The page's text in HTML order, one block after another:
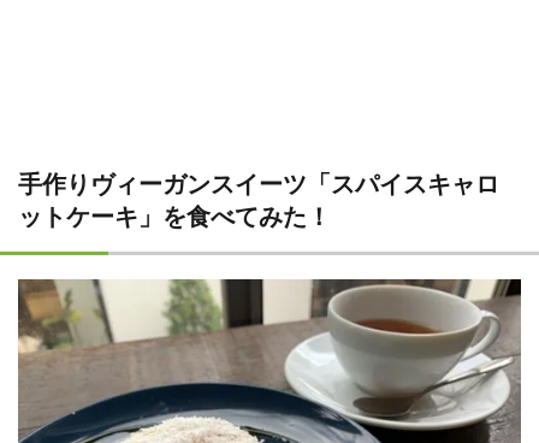
手作りヴィーガンスイーツ「スパイスキャロ
ットケーキ」を食べてみた！